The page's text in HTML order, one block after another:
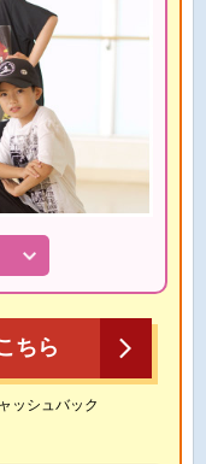
ちら
ッシュバック